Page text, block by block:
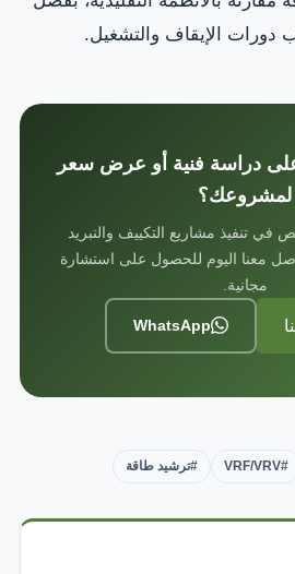
دورات الإيقاف والتشغيل.
دراسة فنية أو عرض سعر
لمشروعك؟
في تنفيذ مشاريع التكييف والتبريد
معنا اليوم للحصول على استشارة
مجانية.
WhatsApp
#VRF/VRV #ترشيد طاقة